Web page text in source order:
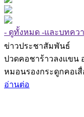
- ดูทั้งหมด -และบทคว
ข่าวประชาสัมพันธ์
ปวดคอชาร้าวลงแขน
หมอนรองกระดูกคอเสื่อ
อ่านต่อ